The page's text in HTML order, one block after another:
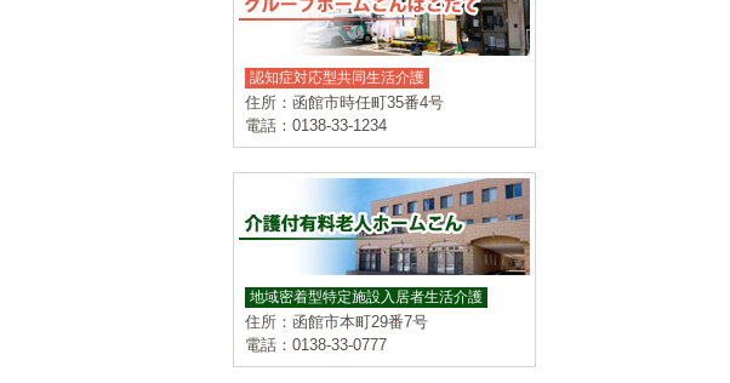
認知症対応型共同生活介護
住所：函館市時任町35番4号
電話：0138-33-1234
地域密着型特定施設入居者生活介護
住所：函館市本町29番7号
電話：0138-33-0777